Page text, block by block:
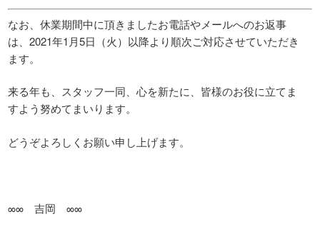
なお、休業期間中に頂きましたお電話やメールへのお返事
は、2021年1月5日（火）以降より順次ご対応させていただき
ます。
来る年も、スタッフ一同、心を新たに、皆様のお役に立てま
すよう努めてまいります。
どうぞよろしくお願い申し上げます。
∞∞ 吉岡 ∞∞